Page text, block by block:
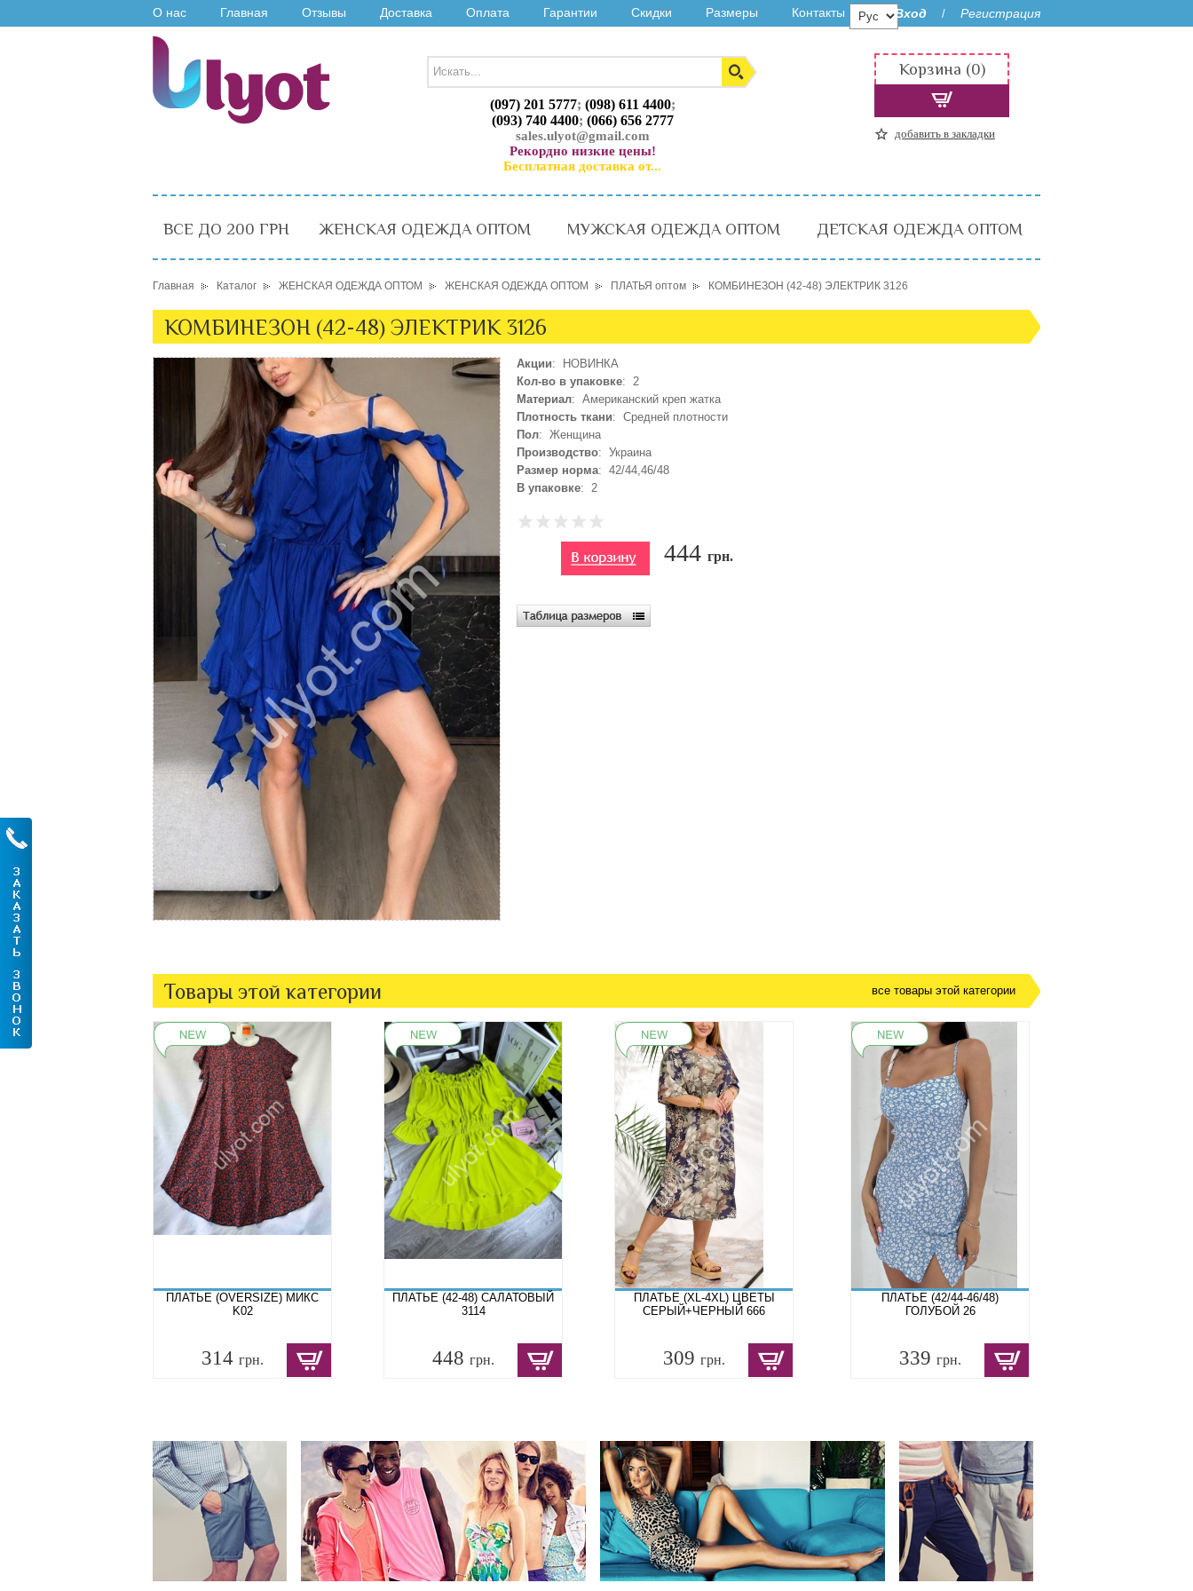
О нас Главная Отзывы Доставка Оплата Гарантии Скидки Размеры Контакты Вход / Регистрация
(097) 201 5777; (098) 611 4400;
(093) 740 4400; (066) 656 2777
sales.ulyot@gmail.com
Рекордно низкие цены!
Бесплатная доставка от...
Корзина (0)
добавить в закладки
ВСЕ ДО 200 ГРН ЖЕНСКАЯ ОДЕЖДА ОПТОМ МУЖСКАЯ ОДЕЖДА ОПТОМ ДЕТСКАЯ ОДЕЖДА ОПТОМ
Главная Каталог ЖЕНСКАЯ ОДЕЖДА ОПТОМ ЖЕНСКАЯ ОДЕЖДА ОПТОМ ПЛАТЬЯ оптом КОМБИНЕЗОН (42-48) ЭЛЕКТРИК 3126
КОМБИНЕЗОН (42-48) ЭЛЕКТРИК 3126
Акции: НОВИНКА
Кол-во в упаковке: 2
Материал: Американский креп жатка
Плотность ткани: Средней плотности
Пол: Женщина
Производство: Украина
Размер норма: 42/44,46/48
В упаковке: 2
444 грн.
Товары этой категории все товары этой категории
ПЛАТЬЕ (OVERSIZE) МИКС
K02
314 грн.
ПЛАТЬЕ (42-48) САЛАТОВЫЙ
3114
448 грн.
ПЛАТЬЕ (XL-4XL) ЦВЕТЫ
СЕРЫЙ+ЧЕРНЫЙ 666
309 грн.
ПЛАТЬЕ (42/44-46/48)
ГОЛУБОЙ 26
339 грн.